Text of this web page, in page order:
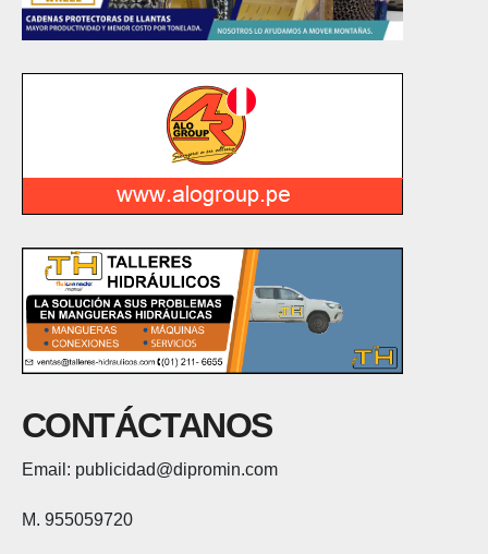
CONTÁCTANOS
Email: publicidad@dipromin.com
M. 955059720